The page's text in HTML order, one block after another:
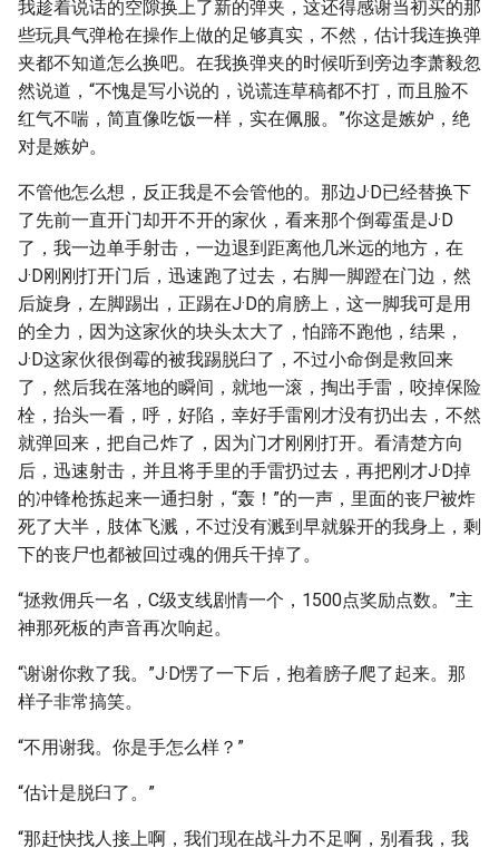
我趁着说话的空隙换上了新的弹夹，这还得感谢当初买的那
些玩具气弹枪在操作上做的足够真实，不然，估计我连换弹
夹都不知道怎么换吧。在我换弹夹的时候听到旁边李萧毅忽
然说道，“不愧是写小说的，说谎连草稿都不打，而且脸不
红气不喘，简直像吃饭一样，实在佩服。”你这是嫉妒，绝
对是嫉妒。
不管他怎么想，反正我是不会管他的。那边J·D已经替换下
了先前一直开门却开不开的家伙，看来那个倒霉蛋是J·D
了，我一边单手射击，一边退到距离他几米远的地方，在
J·D刚刚打开门后，迅速跑了过去，右脚一脚蹬在门边，然
后旋身，左脚踢出，正踢在J·D的肩膀上，这一脚我可是用
的全力，因为这家伙的块头太大了，怕蹄不跑他，结果，
J·D这家伙很倒霉的被我踢脱臼了，不过小命倒是救回来
了，然后我在落地的瞬间，就地一滚，掏出手雷，咬掉保险
栓，抬头一看，呼，好陷，幸好手雷刚才没有扔出去，不然
就弹回来，把自己炸了，因为门才刚刚打开。看清楚方向
后，迅速射击，并且将手里的手雷扔过去，再把刚才J·D掉
的冲锋枪拣起来一通扫射，“轰！”的一声，里面的丧尸被炸
死了大半，肢体飞溅，不过没有溅到早就躲开的我身上，剩
下的丧尸也都被回过魂的佣兵干掉了。
“拯救佣兵一名，C级支线剧情一个，1500点奖励点数。”主
神那死板的声音再次响起。
“谢谢你救了我。”J·D愣了一下后，抱着膀子爬了起来。那
样子非常搞笑。
“不用谢我。你是手怎么样？”
“估计是脱臼了。”
“那赶快找人接上啊，我们现在战斗力不足啊，别看我，我